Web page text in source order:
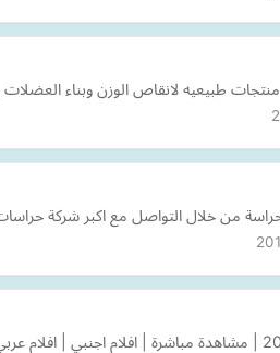
طبيعيه لانقاص الوزن وبناء
من خلال التواصل مع اكبر شركة حراسات